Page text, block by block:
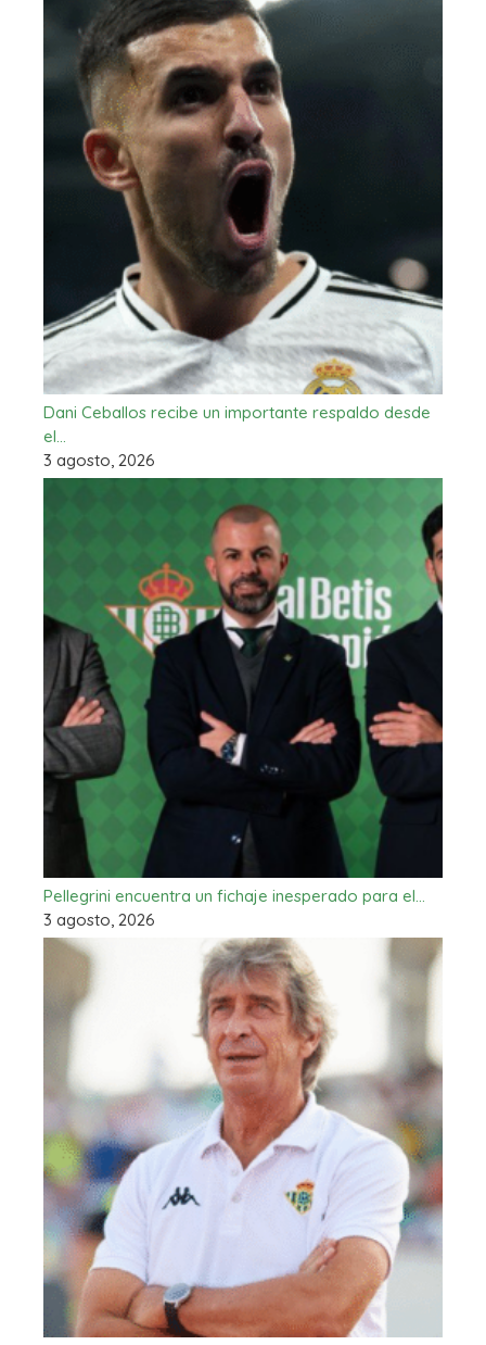
Dani Ceballos recibe un importante respaldo desde
el…
3 agosto, 2026
Pellegrini encuentra un fichaje inesperado para el…
3 agosto, 2026